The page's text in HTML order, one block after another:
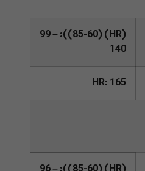
(HR) (85-60)): 99 –
140
HR: 165